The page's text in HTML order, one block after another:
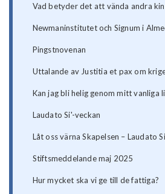
Vad betyder det att vända andra
Newmaninstitutet och Signum i
Pingstnovenan
Uttalande av Justitia et pax om
Kan jag bli helig genom mitt vanliga
Laudato Si'-veckan
Låt oss värna Skapelsen – Laudato
Stiftsmeddelande maj 2025
Hur mycket ska vi ge till de fattiga?